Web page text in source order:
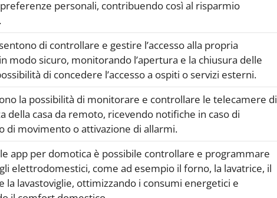
personali, contribuendo così al risparmio
di controllare e gestire l’accesso alla propria
modo sicuro, monitorando l’apertura e la chiusura delle
di concedere l’accesso a ospiti o servizi esterni.
la possibilità di monitorare e controllare le telecamere di
della casa da remoto, ricevendo notifiche in caso di
di movimento o attivazione di allarmi.
app per domotica è possibile controllare e programmare
elettrodomestici, come ad esempio il forno, la lavatrice, il
la lavastoviglie, ottimizzando i consumi energetici e